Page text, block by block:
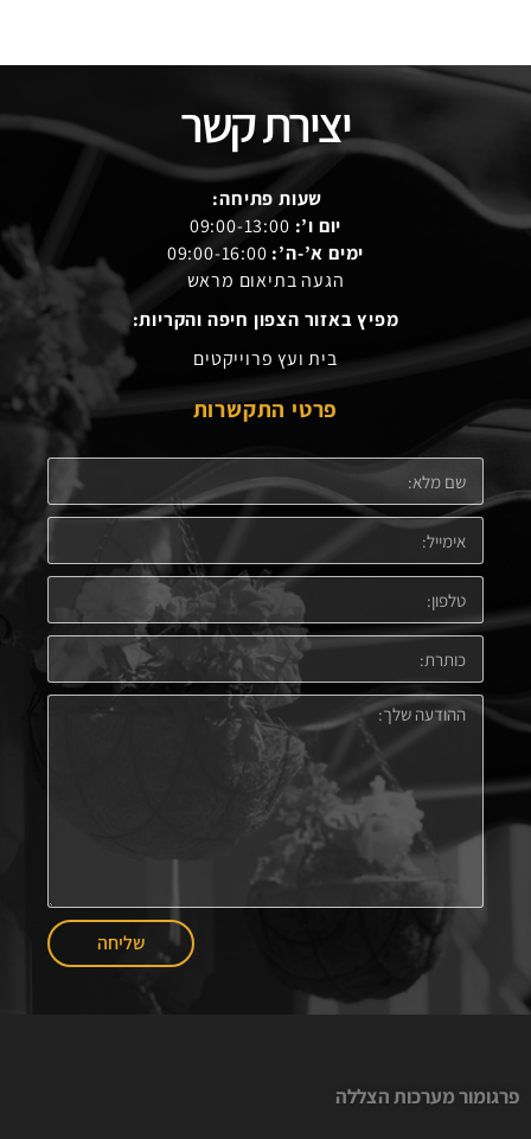
יצירת קשר
שעות פתיחה:
יום ו’:09:00-13:00
ימים א’-ה’:09:00-16:00
הגעה בתיאום מראש
מפיץ באזור הצפון חיפה והקריות:
בית ועץ פרוייקטים
פרטי התקשרות
שליחה
פרגומור מערכות הצללה